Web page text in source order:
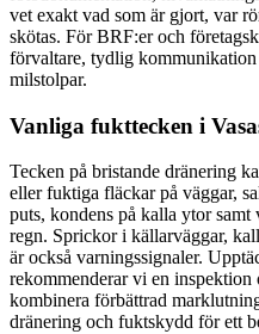
vet exakt vad som är gjort, var
skötas. För BRF:er och
förvaltare, tydlig
milstolpar.
Vanliga fukttecken i
Tecken på bristande dränering
eller fuktiga fläckar på väggar,
puts, kondens på kalla ytor samt
regn. Sprickor i källarväggar,
är också varningssignaler.
rekommenderar vi en
kombinera förbättrad
dränering och fuktskydd för ett